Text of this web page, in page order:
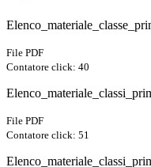
File PDF
Contatore click: 40
File PDF
Contatore click: 51